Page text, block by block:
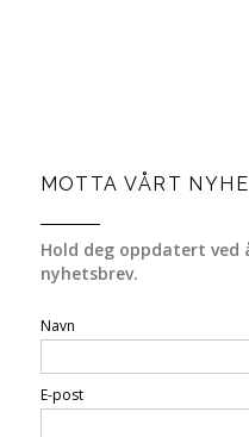
MOTTA VÅRT
Hold deg oppdatert ved
nyhetsbrev.
Navn
E-post